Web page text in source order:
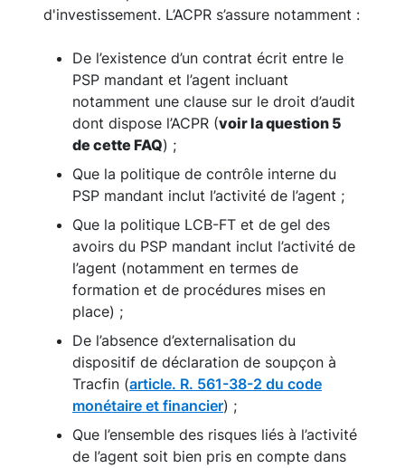
d'investissement. L’ACPR s’assure notamment :
De l’existence d’un contrat écrit entre le
PSP mandant et l’agent incluant
notamment une clause sur le droit d’audit
dont dispose l’ACPR (voir la question 5
de cette FAQ) ;
Que la politique de contrôle interne du
PSP mandant inclut l’activité de l’agent ;
Que la politique LCB-FT et de gel des
avoirs du PSP mandant inclut l’activité de
l’agent (notamment en termes de
formation et de procédures mises en
place) ;
De l’absence d’externalisation du
dispositif de déclaration de soupçon à
Tracfin (article. R. 561-38-2 du code
monétaire et financier) ;
Que l’ensemble des risques liés à l’activité
de l’agent soit bien pris en compte dans